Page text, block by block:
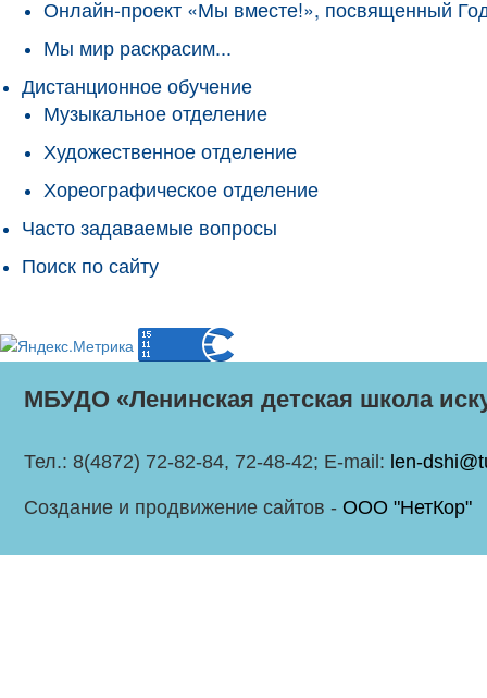
Онлайн-проект «Мы вместе!», посвященный
Мы мир раскрасим...
Дистанционное обучение
Музыкальное отделение
Художественное отделение
Хореографическое отделение
Часто задаваемые вопросы
Поиск по сайту
МБУДО «Ленинская детская школа
Тел.: 8(4872) 72-82-84, 72-48-42; E-mail: len-
Создание и продвижение сайтов - ООО "НетКор"